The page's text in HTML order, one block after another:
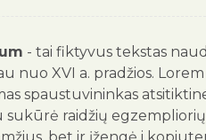
- tai fiktyvus tekstas
nuo XVI a. pradžios.
spaustuvininkas
raidžių